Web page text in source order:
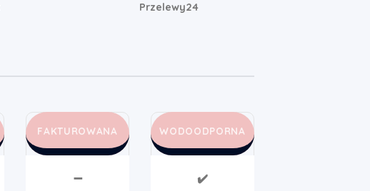
Przelewy24
FAKTUROWANA
➖
WODOODPORNA
✔️